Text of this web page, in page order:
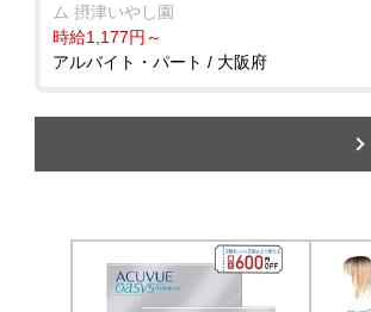
ム 摂津いやし園
時給1,177円～
アルバイト・パート / 大阪府